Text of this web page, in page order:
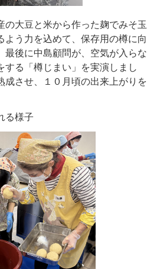
大豆と米から作った麹でみそ玉
よう力を込めて、保存用の樽に向
最後に中島顧問が、空気が入らな
する「樽じまい」を実演しまし
成させ、１０月頃の出来上がりを
る様子